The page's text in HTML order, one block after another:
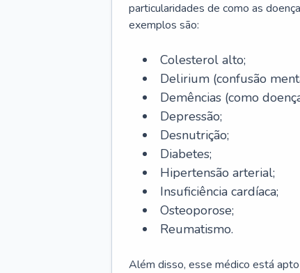
particularidades de como as
exemplos são:
Colesterol alto;
Delirium (confusão
Demências (como
Depressão;
Desnutrição;
Diabetes;
Hipertensão arterial;
Insuficiência cardíaca;
Osteoporose;
Reumatismo.
Além disso, esse médico está